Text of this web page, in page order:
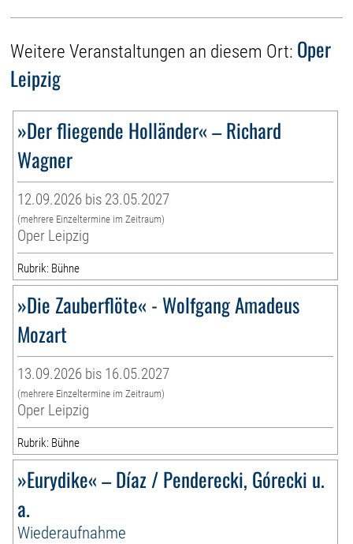
Weitere Veranstaltungen an diesem Ort: Oper
Leipzig
»Der fliegende Holländer« – Richard
Wagner
12.09.2026 bis 23.05.2027
(mehrere Einzeltermine im Zeitraum)
Oper Leipzig
Rubrik: Bühne
»Die Zauberflöte« - Wolfgang Amadeus
Mozart
13.09.2026 bis 16.05.2027
(mehrere Einzeltermine im Zeitraum)
Oper Leipzig
Rubrik: Bühne
»Eurydike« – Díaz / Penderecki, Górecki u.
a.
Wiederaufnahme